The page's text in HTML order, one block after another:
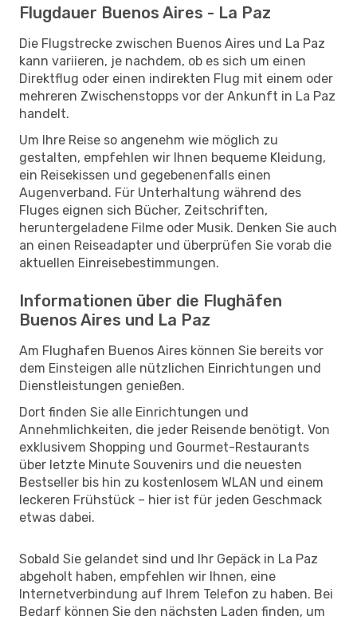
Flugdauer Buenos Aires - La Paz
Die Flugstrecke zwischen Buenos Aires und La Paz
kann variieren, je nachdem, ob es sich um einen
Direktflug oder einen indirekten Flug mit einem oder
mehreren Zwischenstopps vor der Ankunft in La Paz
handelt.
Um Ihre Reise so angenehm wie möglich zu
gestalten, empfehlen wir Ihnen bequeme Kleidung,
ein Reisekissen und gegebenenfalls einen
Augenverband. Für Unterhaltung während des
Fluges eignen sich Bücher, Zeitschriften,
heruntergeladene Filme oder Musik. Denken Sie auch
an einen Reiseadapter und überprüfen Sie vorab die
aktuellen Einreisebestimmungen.
Informationen über die Flughäfen
Buenos Aires und La Paz
Am Flughafen Buenos Aires können Sie bereits vor
dem Einsteigen alle nützlichen Einrichtungen und
Dienstleistungen genießen.
Dort finden Sie alle Einrichtungen und
Annehmlichkeiten, die jeder Reisende benötigt. Von
exklusivem Shopping und Gourmet-Restaurants
über letzte Minute Souvenirs und die neuesten
Bestseller bis hin zu kostenlosem WLAN und einem
leckeren Frühstück – hier ist für jeden Geschmack
etwas dabei.
Sobald Sie gelandet sind und Ihr Gepäck in La Paz
abgeholt haben, empfehlen wir Ihnen, eine
Internetverbindung auf Ihrem Telefon zu haben. Bei
Bedarf können Sie den nächsten Laden finden, um